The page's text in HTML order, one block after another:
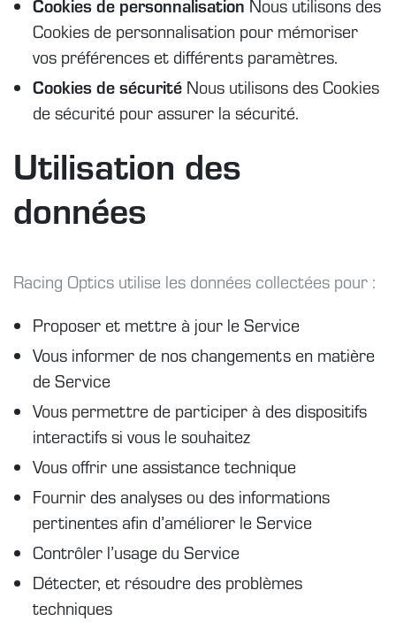
Cookies de personnalisation Nous utilisons des
Cookies de personnalisation pour mémoriser
vos préférences et différents paramètres.
Cookies de sécurité Nous utilisons des Cookies
de sécurité pour assurer la sécurité.
Utilisation des
données
Racing Optics utilise les données collectées pour :
Proposer et mettre à jour le Service
Vous informer de nos changements en matière
de Service
Vous permettre de participer à des dispositifs
interactifs si vous le souhaitez
Vous offrir une assistance technique
Fournir des analyses ou des informations
pertinentes afin d’améliorer le Service
Contrôler l’usage du Service
Détecter, et résoudre des problèmes
techniques